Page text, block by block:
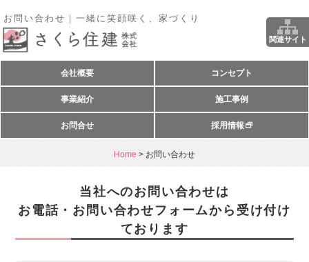
お問い合わせ｜一緒に笑顔咲く、家づくり
関連サイト
会社概要 コンセプト
事業紹介 施工事例
お問合せ 採用情報
Home > お問い合わせ
当社へのお問い合わせは
お電話・お問い合わせフォームから受け付け
ております